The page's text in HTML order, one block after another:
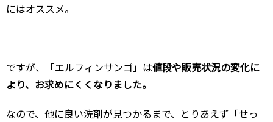
にはオススメ。
ですが、「エルフィンサンゴ」は値段や販売状況の変化に
より、お求めにくくなりました。
なので、他に良い洗剤が見つかるまで、とりあえず「せっ